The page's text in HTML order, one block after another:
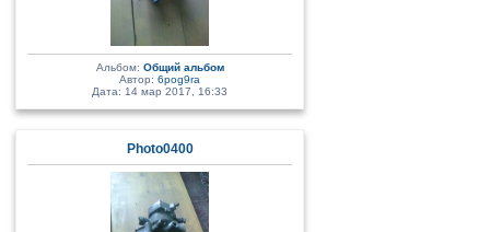
Альбом: Общий альбом
Автор: 6pog9ra
Дата: 14 мар 2017, 16:33
Photo0400